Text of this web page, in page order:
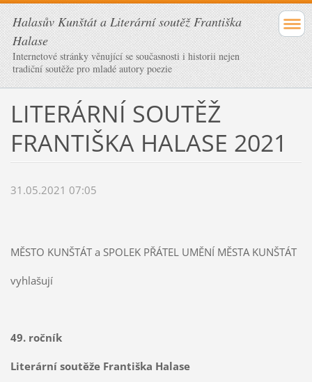
Halasův Kunštát a Literární soutěž Františka
Halase
Internetové stránky věnující se současnosti i historii nejen
tradiční soutěže pro mladé autory poezie
LITERÁRNÍ SOUTĚŽ
FRANTIŠKA HALASE 2021
31.05.2021 07:05
MĚSTO KUNŠTÁT a SPOLEK PŘÁTEL UMĚNÍ MĚSTA KUNŠTÁT
vyhlašují
49. ročník
Literární soutěže Františka Halase